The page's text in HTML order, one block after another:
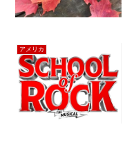
アメリカ